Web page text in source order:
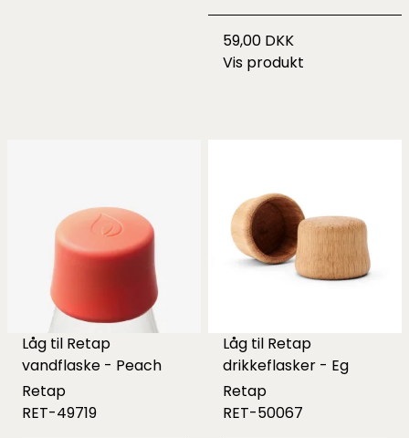
59,00 DKK
Vis produkt
Låg til Retap
vandflaske - Peach
Retap
RET-49719
Låg til Retap
drikkeflasker - Eg
Retap
RET-50067